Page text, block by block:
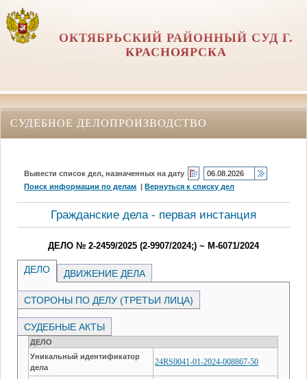
ОКТЯБРЬСКИЙ РАЙОННЫЙ СУД Г.
КРАСНОЯРСКА
СУДЕБНОЕ ДЕЛОПРОИЗВОДСТВО
Вывести список дел, назначенных на дату
Поиск информации по делам |Вернуться к списку дел
Гражданские дела - первая инстанция
ДЕЛО № 2-2459/2025 (2-9907/2024;) ~ М-6071/2024
ДЕЛО ДВИЖЕНИЕ ДЕЛА
СТОРОНЫ ПО ДЕЛУ (ТРЕТЬИ ЛИЦА)
СУДЕБНЫЕ АКТЫ
ДЕЛО
Уникальный идентификатор
дела
24RS0041-01-2024-008867-50